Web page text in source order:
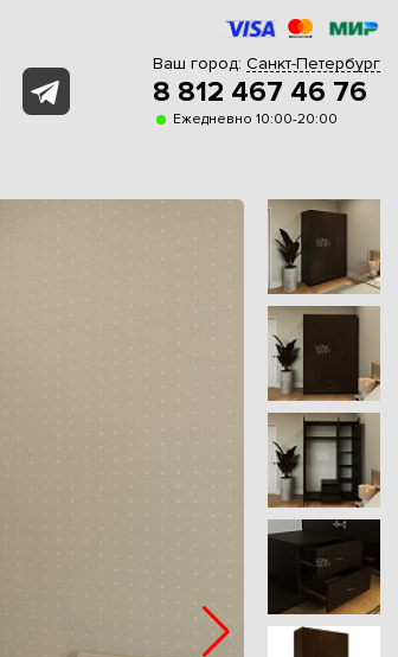
Ваш город: Санкт-Петербург
8 812 467 46 76
Ежедневно 10:00-20:00